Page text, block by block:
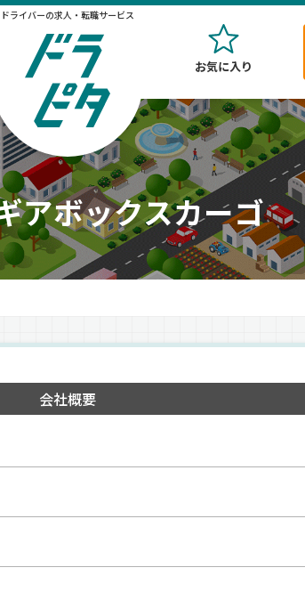
ドライバーの求人・転職サービス
お気に入り
アボックスカーゴ
会社概要